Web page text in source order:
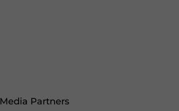
Media Partners